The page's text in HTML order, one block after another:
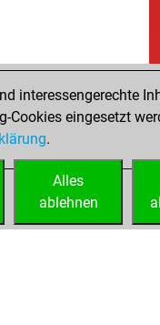
interessengerechte
Cookies eingesetzt
.
Alles
ablehnen